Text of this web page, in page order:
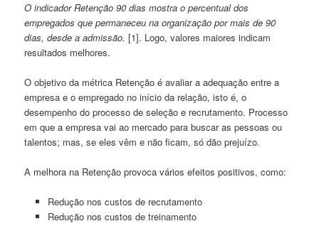
O indicador Retenção 90 dias mostra o percentual dos
empregados que permaneceu na organização por mais de 90
dias, desde a admissão. [1]. Logo, valores maiores indicam
resultados melhores.
O objetivo da métrica Retenção é avaliar a adequação entre a
empresa e o empregado no início da relação, isto é, o
desempenho do processo de seleção e recrutamento. Processo
em que a empresa vai ao mercado para buscar as pessoas ou
talentos; mas, se eles vêm e não ficam, só dão prejuízo.
A melhora na Retenção provoca vários efeitos positivos, como:
Redução nos custos de recrutamento
Redução nos custos de treinamento